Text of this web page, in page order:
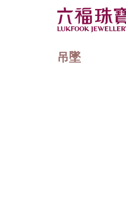
吊墜